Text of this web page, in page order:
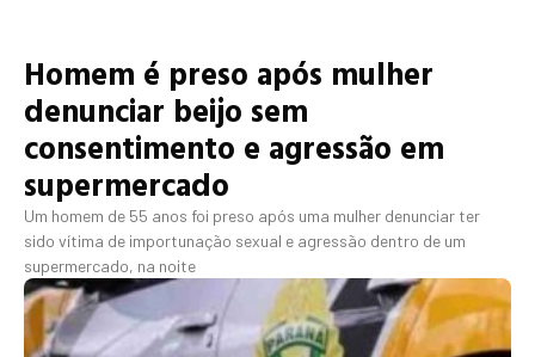
Homem é preso após mulher
denunciar beijo sem
consentimento e agressão em
supermercado
Um homem de 55 anos foi preso após uma mulher denunciar ter
sido vítima de importunação sexual e agressão dentro de um
supermercado, na noite